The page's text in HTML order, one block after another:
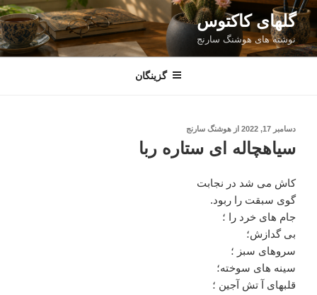
رفتن
به
محتوا
گلهای کاکتوس
نوشته های هوشنگ سارنج
گزینگان
نوشته‌شده
دسامبر 17, 2022 از هوشنگ سارنج
سیاهچاله ای ستاره ربا
کاش می شد در نجابت
گوی سبقت را ربود.
جام های خرد را ؛
بی گدازش؛
سروهای سبز ؛
سینه های سوخته؛
قلبهای آ تش آجین ؛